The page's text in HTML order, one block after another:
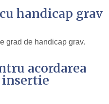
handicap grav
grad de handicap grav.
acordarea